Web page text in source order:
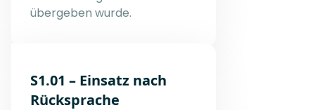
übergeben wurde.
S1.01 – Einsatz nach
Rücksprache